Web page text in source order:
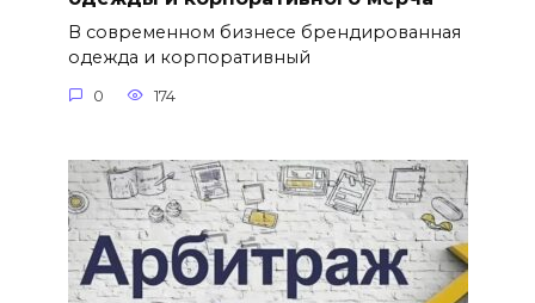
В современном бизнесе брендированная
одежда и корпоративный
0 174